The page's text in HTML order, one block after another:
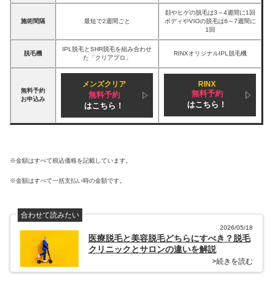
施術間隔 最短で2週間ごと
顔やヒゲの脱毛は3～4週間に1回
ボディやVIOの脱毛は6～7週間に
1回
脱毛機
IPL脱毛とSHR脱毛を組み合わせ
た「クリアプロ」
RINXオリジナルIPL脱毛機
無料予約
お申込み
メンズクリア
無料予約
はこちら！
RINX
無料予約
はこちら！
※金額はすべて税込価格を記載しています。
※金額はすべて一括支払い時の金額です。
合わせて読みたい
2026/05/18
医療脱毛と美容脱毛どちらにすべき？脱毛
クリニックとサロンの違いを解説
>続きを読む